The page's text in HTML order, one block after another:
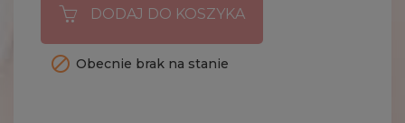
DODAJ DO KOSZYKA
 Obecnie brak na stanie